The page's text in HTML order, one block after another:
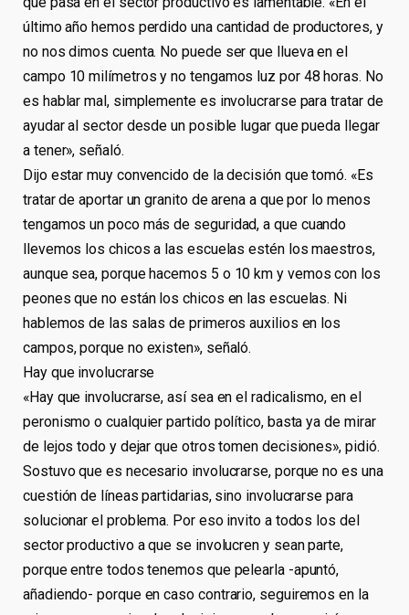
último año hemos perdido una cantidad de productores, y
no nos dimos cuenta. No puede ser que llueva en el
campo 10 milímetros y no tengamos luz por 48 horas. No
es hablar mal, simplemente es involucrarse para tratar de
ayudar al sector desde un posible lugar que pueda llegar
a tener», señaló.
Dijo estar muy convencido de la decisión que tomó. «Es
tratar de aportar un granito de arena a que por lo menos
tengamos un poco más de seguridad, a que cuando
llevemos los chicos a las escuelas estén los maestros,
aunque sea, porque hacemos 5 o 10 km y vemos con los
peones que no están los chicos en las escuelas. Ni
hablemos de las salas de primeros auxilios en los
campos, porque no existen», señaló.
Hay que involucrarse
«Hay que involucrarse, así sea en el radicalismo, en el
peronismo o cualquier partido político, basta ya de mirar
de lejos todo y dejar que otros tomen decisiones», pidió.
Sostuvo que es necesario involucrarse, porque no es una
cuestión de líneas partidarias, sino involucrarse para
solucionar el problema. Por eso invito a todos los del
sector productivo a que se involucren y sean parte,
porque entre todos tenemos que pelearla -apuntó,
añadiendo- porque en caso contrario, seguiremos en la